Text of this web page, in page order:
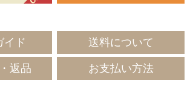
イド 送料について
返品 お支払い方法